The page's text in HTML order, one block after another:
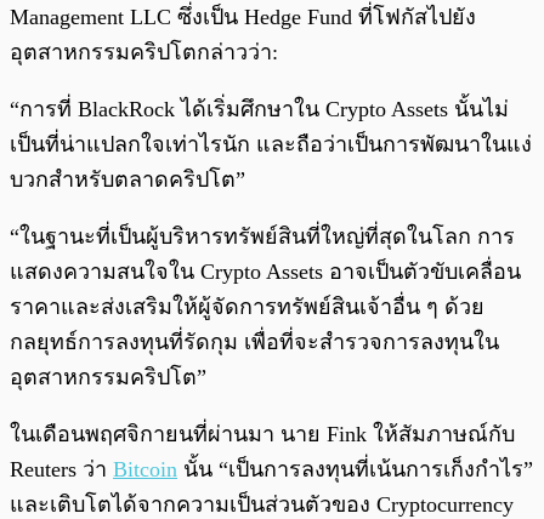
Management LLC ซึ่งเป็น Hedge Fund ที่โฟกัสไปยัง
อุตสาหกรรมคริปโตกล่าวว่า:
“การที่ BlackRock ได้เริ่มศึกษาใน Crypto Assets นั้นไม่
เป็นที่น่าแปลกใจเท่าไรนัก และถือว่าเป็นการพัฒนาในแง่
บวกสำหรับตลาดคริปโต”
“ในฐานะที่เป็นผู้บริหารทรัพย์สินที่ใหญ่ที่สุดในโลก การ
แสดงความสนใจใน Crypto Assets อาจเป็นตัวขับเคลื่อน
ราคาและส่งเสริมให้ผู้จัดการทรัพย์สินเจ้าอื่น ๆ ด้วย
กลยุทธ์การลงทุนที่รัดกุม เพื่อที่จะสำรวจการลงทุนใน
อุตสาหกรรมคริปโต”
ในเดือนพฤศจิกายนที่ผ่านมา นาย Fink ให้สัมภาษณ์กับ
Reuters ว่า Bitcoin นั้น “เป็นการลงทุนที่เน้นการเก็งกำไร”
และเติบโตได้จากความเป็นส่วนตัวของ Cryptocurrency